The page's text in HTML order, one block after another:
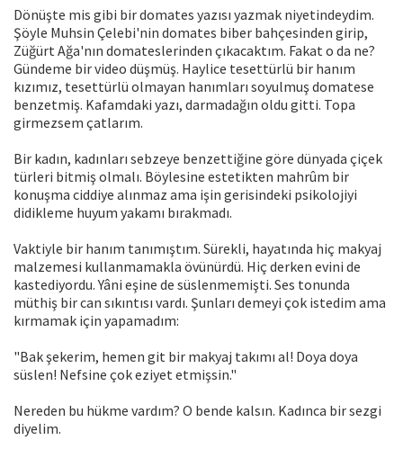
Dönüşte mis gibi bir domates yazısı yazmak niyetindeydim.
Şöyle Muhsin Çelebi'nin domates biber bahçesinden girip,
Züğürt Ağa'nın domateslerinden çıkacaktım. Fakat o da ne?
Gündeme bir video düşmüş. Haylice tesettürlü bir hanım
kızımız, tesettürlü olmayan hanımları soyulmuş domatese
benzetmiş. Kafamdaki yazı, darmadağın oldu gitti. Topa
girmezsem çatlarım.
Bir kadın, kadınları sebzeye benzettiğine göre dünyada çiçek
türleri bitmiş olmalı. Böylesine estetikten mahrûm bir
konuşma ciddiye alınmaz ama işin gerisindeki psikolojiyi
didikleme huyum yakamı bırakmadı.
Vaktiyle bir hanım tanımıştım. Sürekli, hayatında hiç makyaj
malzemesi kullanmamakla övünürdü. Hiç derken evini de
kastediyordu. Yâni eşine de süslenmemişti. Ses tonunda
müthiş bir can sıkıntısı vardı. Şunları demeyi çok istedim ama
kırmamak için yapamadım:
"Bak şekerim, hemen git bir makyaj takımı al! Doya doya
süslen! Nefsine çok eziyet etmişsin."
Nereden bu hükme vardım? O bende kalsın. Kadınca bir sezgi
diyelim.